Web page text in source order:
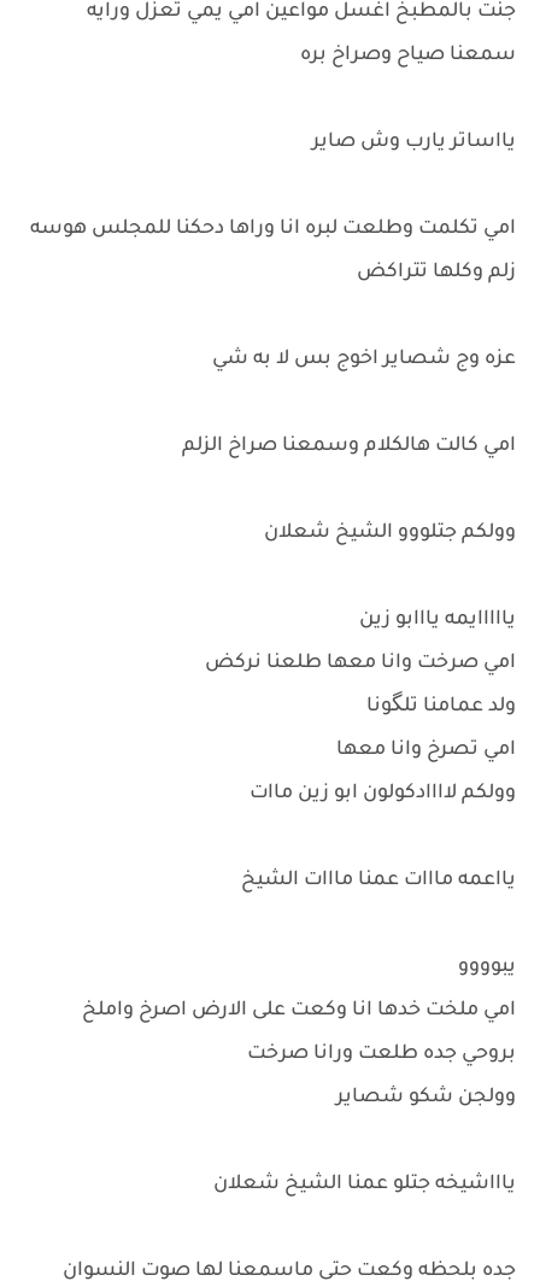
جنت بالمطبخ اغسل مواعين امي يمي تعزل ورايه
سمعنا صياح وصراخ بره
يااساتر يارب وش صاير
امي تكلمت وطلعت لبره انا وراها دحكنا للمجلس هوسه
زلم وكلها تتراكض
عزه وج شصاير اخوج بس لا به شي
امي كالت هالكلام وسمعنا صراخ الزلم
وولكم جتلووو الشيخ شعلان
يااااايمه يااابو زين
امي صرخت وانا معها طلعنا نركض
ولد عمامنا تلگونا
امي تصرخ وانا معها
وولكم لاااادكولون ابو زين ماات
يااعمه مااات عمنا مااات الشيخ
يبوووو
امي ملخت خدها انا وكعت على الارض اصرخ واملخ
بروحي جده طلعت ورانا صرخت
وولجن شكو شصاير
ياااشيخه جتلو عمنا الشيخ شعلان
جده بلحظه وكعت حتى ماسمعنا لها صوت النسوان